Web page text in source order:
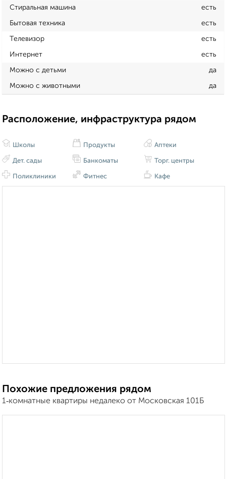
Стиральная машина есть
Бытовая техника есть
Телевизор есть
Интернет есть
Можно с детьми да
Можно с животными да
Расположение, инфраструктура рядом
Школы
Дет. сады
Поликлиники
Продукты
Банкоматы
Фитнес
Аптеки
Торг. центры
Кафе
Похожие предложения рядом
1‑комнатные квартиры недалеко от Московская 101Б